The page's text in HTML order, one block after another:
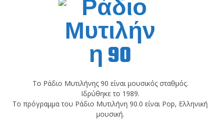
Το Ράδιο Μυτιλήνης 90 είναι μουσικός σταθμός.
Ιδρύθηκε το 1989.
Το πρόγραμμα του Ράδιο Μυτιλήνη 90.0 είναι Pop, Ελληνική
μουσική.